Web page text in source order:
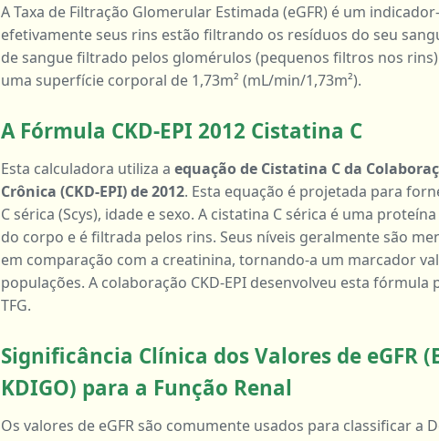
A Taxa de Filtração Glomerular Estimada (eGFR) é um
efetivamente seus rins estão filtrando os resíduos do seu
de sangue filtrado pelos glomérulos (pequenos filtros nos
uma superfície corporal de 1,73m² (mL/min/1,73m²).
A Fórmula CKD-EPI 2012 Cistatina C
Esta calculadora utiliza a equação de Cistatina C da
Crônica (CKD-EPI) de 2012. Esta equação é projetada para
C sérica (Scys), idade e sexo. A cistatina C sérica é uma
do corpo e é filtrada pelos rins. Seus níveis geralmente são
em comparação com a creatinina, tornando-a um marcador
populações. A colaboração CKD-EPI desenvolveu esta
TFG.
Significância Clínica dos Valores de eGFR
KDIGO) para a Função Renal
Os valores de eGFR são comumente usados para classificar a